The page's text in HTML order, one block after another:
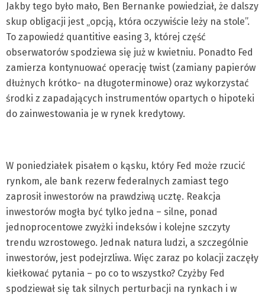
Jakby tego było mało, Ben Bernanke powiedział, że dalszy
skup obligacji jest „opcją, która oczywiście leży na stole”.
To zapowiedź quantitive easing 3, której część
obserwatorów spodziewa się już w kwietniu. Ponadto Fed
zamierza kontynuować operację twist (zamiany papierów
dłużnych krótko- na długoterminowe) oraz wykorzystać
środki z zapadających instrumentów opartych o hipoteki
do zainwestowania je w rynek kredytowy.
W poniedziałek pisałem o kąsku, który Fed może rzucić
rynkom, ale bank rezerw federalnych zamiast tego
zaprosił inwestorów na prawdziwą ucztę. Reakcja
inwestorów mogła być tylko jedna – silne, ponad
jednoprocentowe zwyżki indeksów i kolejne szczyty
trendu wzrostowego. Jednak natura ludzi, a szczególnie
inwestorów, jest podejrzliwa. Więc zaraz po kolacji zaczęły
kiełkować pytania – po co to wszystko? Czyżby Fed
spodziewał się tak silnych perturbacji na rynkach i w